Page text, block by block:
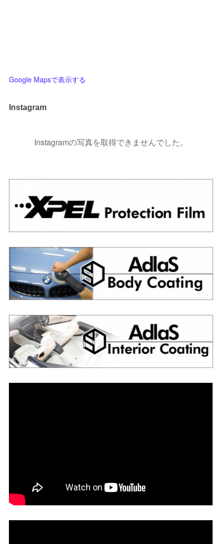
Google Mapsで表示する
Instagram
Instagramの写真を取得できませんでした。